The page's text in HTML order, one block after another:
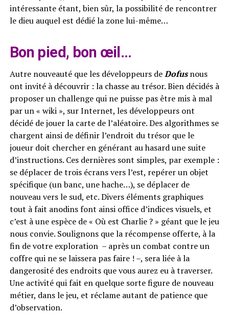
intéressante étant, bien sûr, la possibilité de rencontrer
le dieu auquel est dédié la zone lui-même…
Bon pied, bon œil…
Autre nouveauté que les développeurs deDofusnous
ont invité à découvrir : la chasse au trésor. Bien décidés à
proposer un challenge qui ne puisse pas être mis à mal
par un « wiki », sur Internet, les développeurs ont
décidé de jouer la carte de l’aléatoire. Des algorithmes se
chargent ainsi de définir l’endroit du trésor que le
joueur doit chercher en générant au hasard une suite
d’instructions. Ces dernières sont simples, par exemple :
se déplacer de trois écrans vers l’est, repérer un objet
spécifique (un banc, une hache…), se déplacer de
nouveau vers le sud, etc. Divers éléments graphiques
tout à fait anodins font ainsi office d’indices visuels, et
c’est à une espèce de « Où est Charlie ? » géant que le jeu
nous convie. Soulignons que la récompense offerte, à la
fin de votre exploration – après un combat contre un
coffre qui ne se laissera pas faire ! –, sera liée à la
dangerosité des endroits que vous aurez eu à traverser.
Une activité qui fait en quelque sorte figure de nouveau
métier, dans le jeu, et réclame autant de patience que
d’observation.